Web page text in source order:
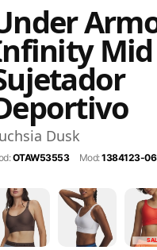
Mid
Dusk
OTAW53553Mod:1384123-